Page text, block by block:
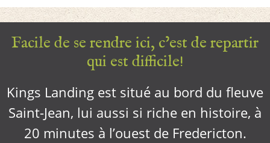
Facile de se rendre ici, c’est de repartir
qui est difficile!
Kings Landing est situé au bord du fleuve
Saint-Jean, lui aussi si riche en histoire, à
20 minutes à l’ouest de Fredericton.